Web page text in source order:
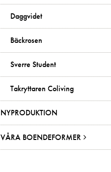
Daggvidet
Bäckrosen
Sverre Student
Takryttaren Coliving
NYPRODUKTION
VÅRA BOENDEFORMER